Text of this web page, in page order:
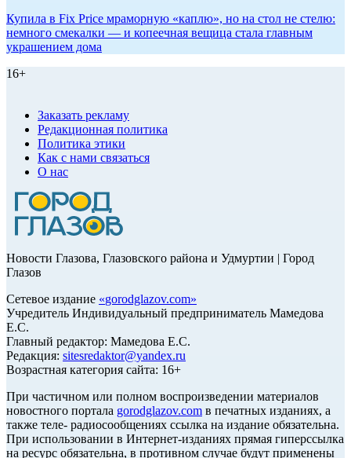
Купила в Fix Price мраморную «каплю», но на стол не стелю:
немного смекалки — и копеечная вещица стала главным
украшением дома
16+
Заказать рекламу
Редакционная политика
Политика этики
Как с нами связаться
О нас
Новости Глазова, Глазовского района и Удмуртии | Город
Глазов
Сетевое издание «gorodglazov.com»
Учредитель Индивидуальный предприниматель Мамедова
Е.С.
Главный редактор: Мамедова Е.С.
Редакция: sitesredaktor@yandex.ru
Возрастная категория сайта: 16+
При частичном или полном воспроизведении материалов
новостного портала gorodglazov.com в печатных изданиях, а
также теле- радиосообщениях ссылка на издание обязательна.
При использовании в Интернет-изданиях прямая гиперссылка
на ресурс обязательна, в противном случае будут применены